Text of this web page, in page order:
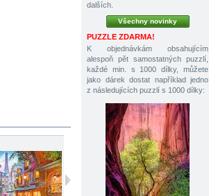
dalších.
Všechny novinky
PUZZLE ZDARMA!
K objednávkám obsahujícím
alespoň pět samostatných puzzlí,
každé min. s 1000 dílky, můžete
jako dárek dostat například jedno
z následujících puzzlí s 1000 dílky: